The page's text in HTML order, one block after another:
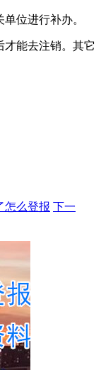
位进行补办。
才能去注销。其它
怎么登报 下一